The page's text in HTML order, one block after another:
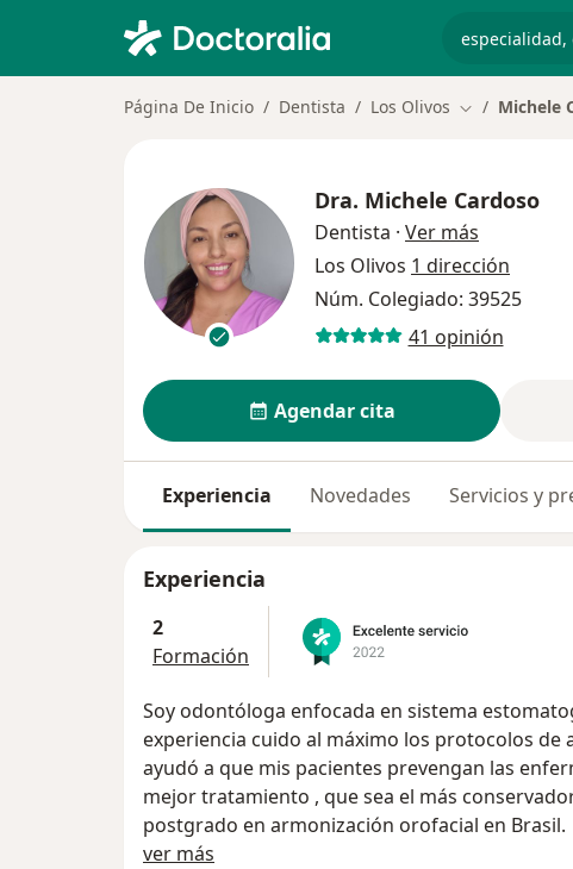
Página De Inicio Dentista Los Olivos Cambiar de
Michele
Dra. Michele Cardoso
Dentista · Ver más
Los Olivos 1 dirección
Núm. Colegiado: 39525
41 opinión
Agendar cita
Experiencia Novedades Servicios y
Experiencia
2
Formación
Soy odontóloga enfocada en sistema
experiencia cuido al máximo los protocolos
ayudó a que mis pacientes prevengan las
mejor tratamiento , que sea el más
postgrado en armonización orofacial en Brasil.
ver más